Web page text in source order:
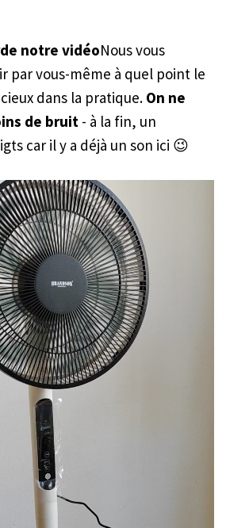
notre vidéoNous vous
par vous-même à quel point le
dans la pratique. On ne
de bruit - à la fin, un
car il y a déjà un son ici 😉